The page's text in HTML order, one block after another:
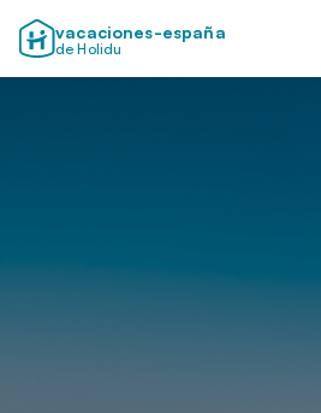
vacaciones-españa
de Holidu